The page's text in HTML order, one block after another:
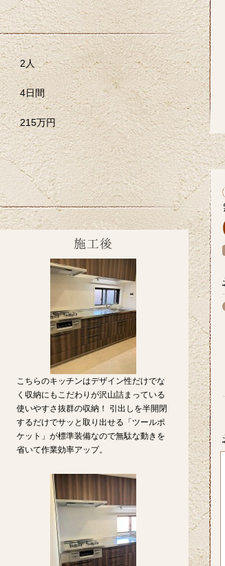
2人
4日間
215万円
こちらのキッチンはデザイン性だけでな
く収納にもこだわりが沢山詰まっている
使いやすさ抜群の収納！ 引出しを半開閉
するだけでサッと取り出せる「ツールポ
ケット」が標準装備なので無駄な動きを
省いて作業効率アップ。